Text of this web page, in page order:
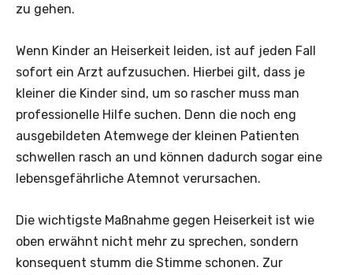
zu gehen.
Wenn Kinder an Heiserkeit leiden, ist auf jeden Fall
sofort ein Arzt aufzusuchen. Hierbei gilt, dass je
kleiner die Kinder sind, um so rascher muss man
professionelle Hilfe suchen. Denn die noch eng
ausgebildeten Atemwege der kleinen Patienten
schwellen rasch an und können dadurch sogar eine
lebensgefährliche Atemnot verursachen.
Die wichtigste Maßnahme gegen Heiserkeit ist wie
oben erwähnt nicht mehr zu sprechen, sondern
konsequent stumm die Stimme schonen. Zur